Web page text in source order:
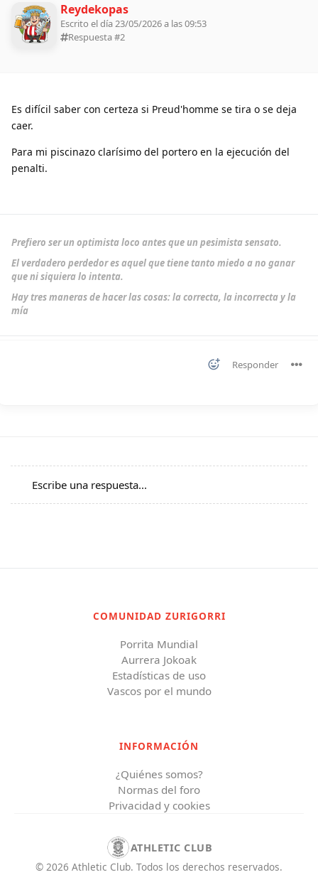
Reydekopas
Escrito el día 23/05/2026 a las 09:53
Respuesta #2
Es difícil saber con certeza si Preud'homme se tira o se deja
caer.
Para mi piscinazo clarísimo del portero en la ejecución del
penalti.
Prefiero ser un optimista loco antes que un pesimista sensato.
El verdadero perdedor es aquel que tiene tanto miedo a no ganar
que ni siquiera lo intenta.
Hay tres maneras de hacer las cosas: la correcta, la incorrecta y la
mía
Responder
Escribe una respuesta...
COMUNIDAD ZURIGORRI
Porrita Mundial
Aurrera Jokoak
Estadísticas de uso
Vascos por el mundo
INFORMACIÓN
¿Quiénes somos?
Normas del foro
Privacidad y cookies
ATHLETIC CLUB
© 2026 Athletic Club. Todos los derechos reservados.